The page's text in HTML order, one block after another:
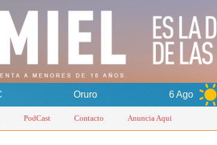
+14°C
PodCast Contacto Anuncia Aqui